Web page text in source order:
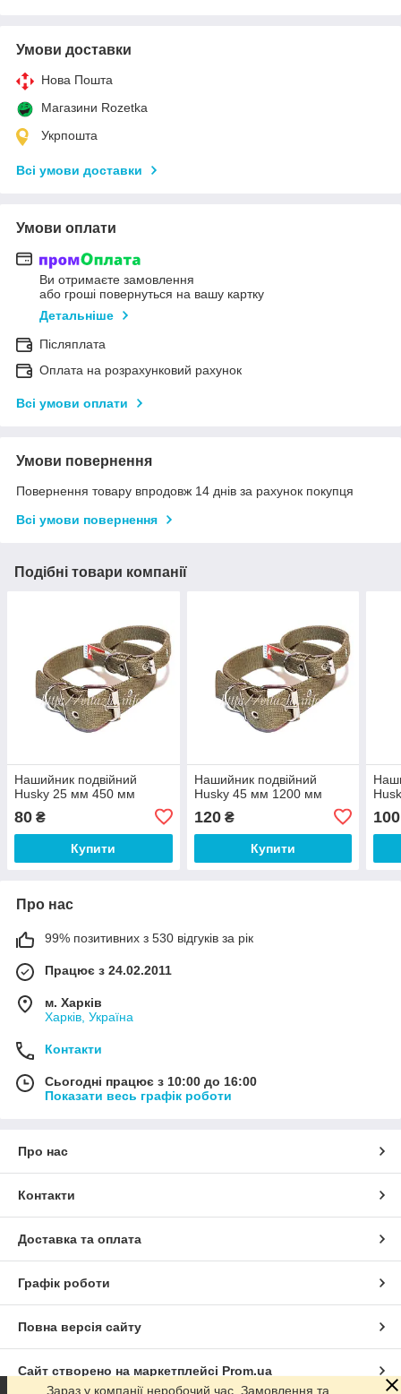
Умови доставки
Нова Пошта
Магазини Rozetka
Укрпошта
Всі умови доставки
Умови оплати
Ви отримаєте замовлення
або гроші повернуться на вашу картку
Детальніше
Післяплата
Оплата на розрахунковий рахунок
Всі умови оплати
Умови повернення
Повернення товару впродовж 14 днів за рахунок покупця
Всі умови повернення
Подібні товари компанії
Нашийник подвійний
Husky 25 мм 450 мм
80 ₴
Купити
Нашийник подвійний
Husky 45 мм 1200 мм
120₴
Купити
100
Про нас
99% позитивних з 530 відгуків за рік
Працює з 24.02.2011
м. Харків
Харків, Україна
Контакти
Сьогодні працює з 10:00 до 16:00
Показати весь графік роботи
Про нас
Контакти
Доставка та оплата
Графік роботи
Повна версія сайту
Сайт створено на маркетплейсі Prom.ua
Зараз у компанії неробочий час. Замовлення та